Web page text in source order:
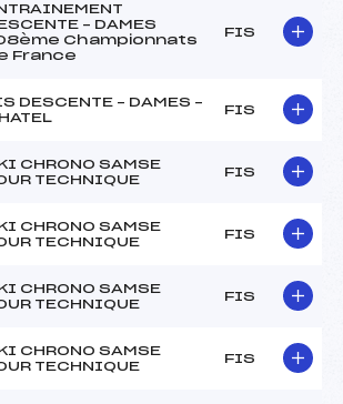
– DAMES
Championnats
France
FIS
DESCENTE – DAMES –
FIS
CHRONO SAMSE
TECHNIQUE
FIS
CHRONO SAMSE
TECHNIQUE
FIS
CHRONO SAMSE
TECHNIQUE
FIS
CHRONO SAMSE
TECHNIQUE
FIS